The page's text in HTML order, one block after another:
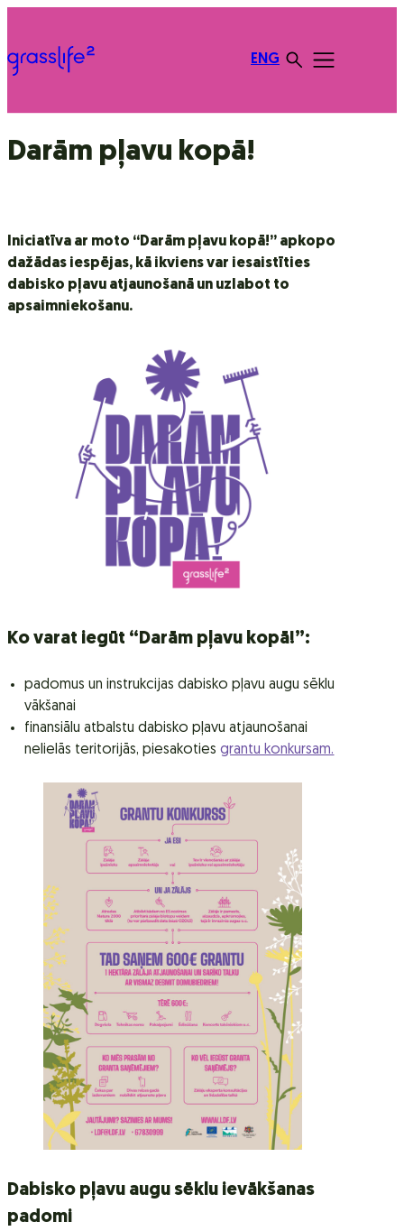
ENG
Darām pļavu kopā!
Iniciatīva ar moto “Darām pļavu kopā!” apkopo
dažādas iespējas, kā ikviens var iesaistīties
dabisko pļavu atjaunošanā un uzlabot to
apsaimniekošanu.
Ko varat iegūt “Darām pļavu kopā!”:
padomus un instrukcijas dabisko pļavu augu sēklu
vākšanai
finansiālu atbalstu dabisko pļavu atjaunošanai
nelielās teritorijās, piesakotiesgrantu konkursam.
Dabisko pļavu augu sēklu ievākšanas
padomi